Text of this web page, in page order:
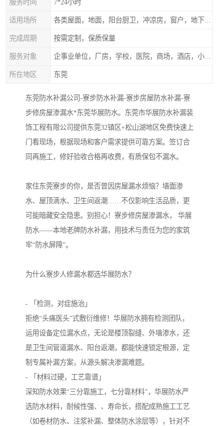
服务时间 7*24小时
适用场所
完成周期 按需定制，保质保量
服务对象
所在地区 东莞
东莞防水补漏公司-寮步防水补漏-寮步房屋防水补漏-寮
步修房屋渗漏水*东莞华展防水。东莞市华展防水补漏装
饰工程有限公司提供东莞32镇区+松山湖地区免费快速上
门看现场，根据现场和客户需求提供可靠方案。签订合
同再施工，修好验收合格再收费，有质保包不漏水。
家住东莞寮步的你，是否曾因房屋漏水烦恼？墙面渗
水、屋顶滴水、卫生间返潮……不仅影响生活品质，更
可能暗藏安全隐患。别担心！寮步修房屋渗漏水， 华展
防水——本地老牌防水补漏，用技术与责任为您的家筑
牢“防水屏障”。
为什么寮步人修漏水都选华展防水？
- 「检测，对症施治」
拒绝“头痛医头”式敷衍维修！华展防水拥有检测团队，
运用设备定位漏水点，无论是楼顶裂缝、外墙渗水，还
是卫生间管道漏水、阳台返潮，都能快速锁定根源，定
制专属补漏方案，从源头解决渗漏难题。
- 「材料过硬，工艺靠谱」
深知防水效果“三分靠施工，七分靠材料”，华展防水严
选防水材料，耐候性强、、寿命长，搭配成熟施工工艺
（如卷材防水、注浆补漏、整体防水涂层等），针对不